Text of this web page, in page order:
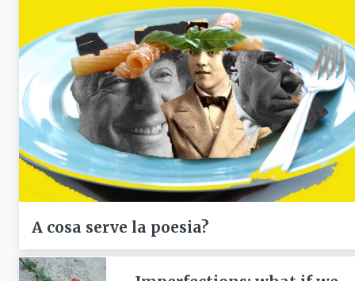
A cosa serve la poesia?